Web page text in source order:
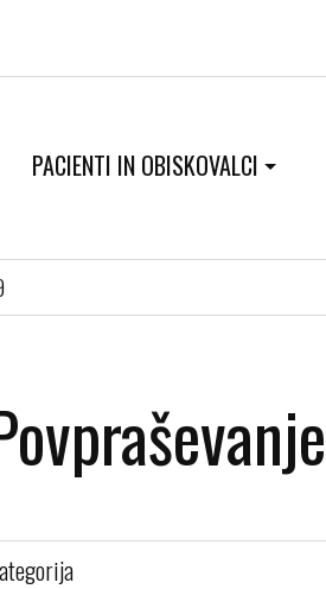
PACIENTI IN OBISKOVALCI